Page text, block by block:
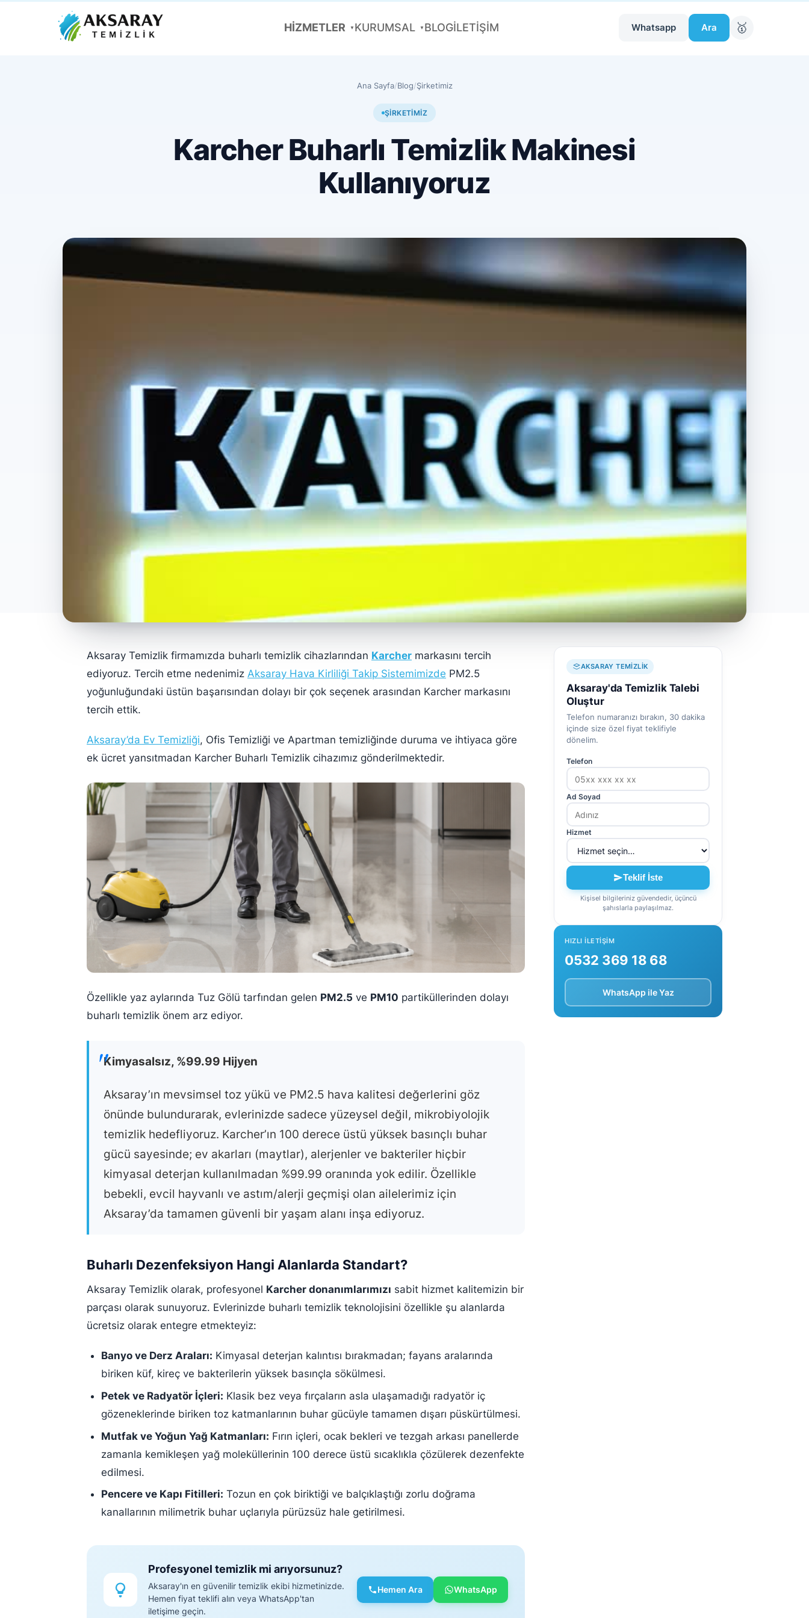
HİZMETLER KURUMSAL BLOGİLETİŞİM Whatsapp Ara 🥇
Ana Sayfa/Blog/Şirketimiz
ŞIRKETIMIZ
Karcher Buharlı Temizlik Makinesi
Kullanıyoruz
Aksaray Temizlik firmamızda buharlı temizlik cihazlarından Karcher markasını tercih
ediyoruz. Tercih etme nedenimiz Aksaray Hava Kirliliği Takip Sistemimizde PM2.5
yoğunluğundaki üstün başarısından dolayı bir çok seçenek arasından Karcher markasını
tercih ettik.
Aksaray’da Ev Temizliği, Ofis Temizliği ve Apartman temizliğinde duruma ve ihtiyaca göre
ek ücret yansıtmadan Karcher Buharlı Temizlik cihazımız gönderilmektedir.
Özellikle yaz aylarında Tuz Gölü tarfından gelen PM2.5 ve PM10 partiküllerinden dolayı
buharlı temizlik önem arz ediyor.
Kimyasalsız, %99.99 Hijyen
Aksaray’ın mevsimsel toz yükü ve PM2.5 hava kalitesi değerlerini göz
önünde bulundurarak, evlerinizde sadece yüzeysel değil, mikrobiyolojik
temizlik hedefliyoruz. Karcher’ın 100 derece üstü yüksek basınçlı buhar
gücü sayesinde; ev akarları (maytlar), alerjenler ve bakteriler hiçbir
kimyasal deterjan kullanılmadan %99.99 oranında yok edilir. Özellikle
bebekli, evcil hayvanlı ve astım/alerji geçmişi olan ailelerimiz için
Aksaray’da tamamen güvenli bir yaşam alanı inşa ediyoruz.
Buharlı Dezenfeksiyon Hangi Alanlarda Standart?
Aksaray Temizlik olarak, profesyonel Karcher donanımlarımızı sabit hizmet kalitemizin bir
parçası olarak sunuyoruz. Evlerinizde buharlı temizlik teknolojisini özellikle şu alanlarda
ücretsiz olarak entegre etmekteyiz:
Banyo ve Derz Araları: Kimyasal deterjan kalıntısı bırakmadan; fayans aralarında
biriken küf, kireç ve bakterilerin yüksek basınçla sökülmesi.
Petek ve Radyatör İçleri: Klasik bez veya fırçaların asla ulaşamadığı radyatör iç
gözeneklerinde biriken toz katmanlarının buhar gücüyle tamamen dışarı püskürtülmesi.
Mutfak ve Yoğun Yağ Katmanları: Fırın içleri, ocak bekleri ve tezgah arkası panellerde
zamanla kemikleşen yağ moleküllerinin 100 derece üstü sıcaklıkla çözülerek dezenfekte
edilmesi.
Pencere ve Kapı Fitilleri: Tozun en çok biriktiği ve balçıklaştığı zorlu doğrama
kanallarının milimetrik buhar uçlarıyla pürüzsüz hale getirilmesi.
Profesyonel temizlik mi arıyorsunuz?
Aksaray'ın en güvenilir temizlik ekibi hizmetinizde.
Hemen fiyat teklifi alın veya WhatsApp'tan
iletişime geçin.
Hemen Ara WhatsApp
AKSARAY TEMIZLIK
Aksaray'da Temizlik Talebi
Oluştur
Telefon numaranızı bırakın, 30 dakika
içinde size özel fiyat teklifiyle
dönelim.
Telefon
Ad Soyad
Hizmet
Teklif İste
Kişisel bilgileriniz güvendedir, üçüncü
şahıslarla paylaşılmaz.
HIZLI ILETIŞIM
0532 369 18 68
WhatsApp ile Yaz